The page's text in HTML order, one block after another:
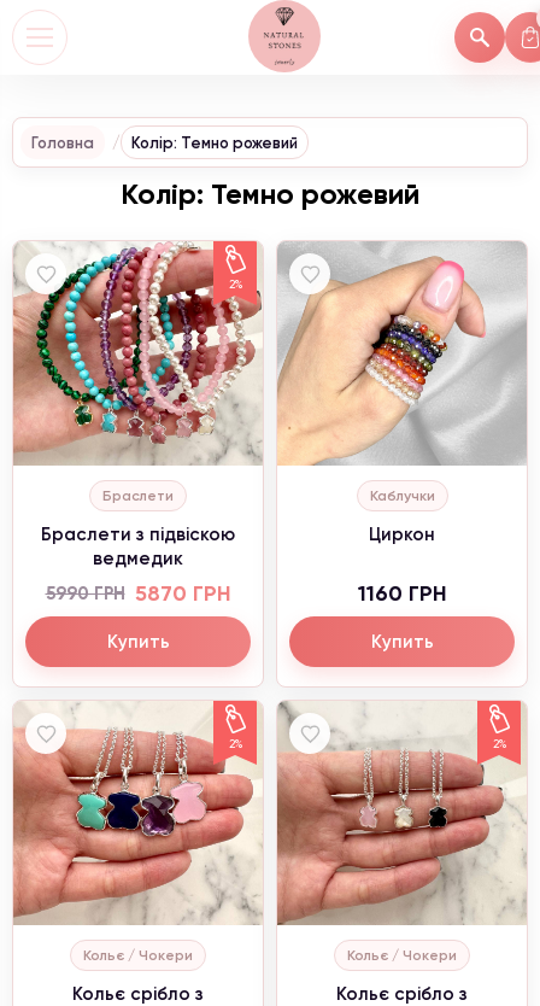
Головна Колір: Темно рожевий
Колір: Темно рожевий
2%
Браслети
Браслети з підвіскою
ведмедик
5990 ГРН 5870 ГРН
Купить
Каблучки
Циркон
1160 ГРН
Купить
2%
Кольє / Чокери
Кольє срібло з
2%
Кольє / Чокери
Кольє срібло з